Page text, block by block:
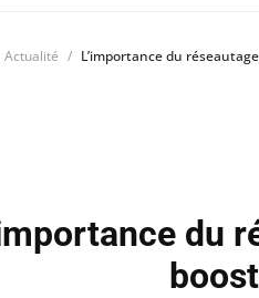
Actualité L’importance du
du